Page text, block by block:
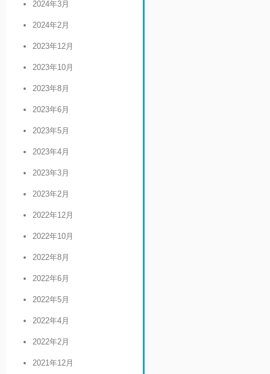
2024年3月
2024年2月
2023年12月
2023年10月
2023年8月
2023年6月
2023年5月
2023年4月
2023年3月
2023年2月
2022年12月
2022年10月
2022年8月
2022年6月
2022年5月
2022年4月
2022年2月
2021年12月